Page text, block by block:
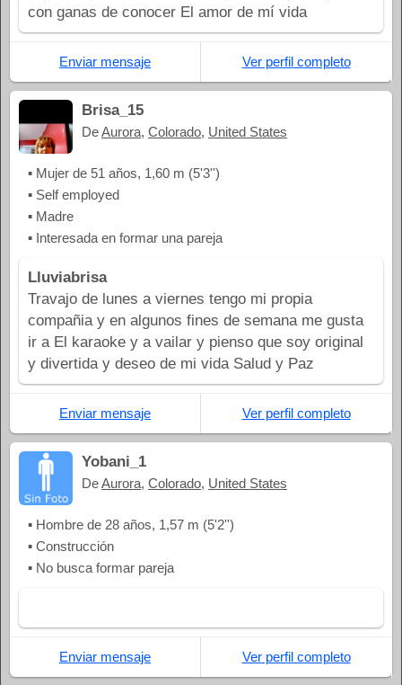
con ganas de conocer El amor de mí vida
Enviar mensaje Ver perfil completo
Brisa_15
DeAurora, Colorado, United States
▪ Mujer de 51 años, 1,60 m (5'3'')
▪ Self employed
▪ Madre
▪ Interesada en formar una pareja
Lluviabrisa
Travajo de lunes a viernes tengo mi propia
compañia y en algunos fines de semana me gusta
ir a El karaoke y a vailar y pienso que soy original
y divertida y deseo de mi vida Salud y Paz
Enviar mensaje Ver perfil completo
Yobani_1
DeAurora, Colorado, United States
▪ Hombre de 28 años, 1,57 m (5'2'')
▪ Construcción
▪ No busca formar pareja
Enviar mensaje Ver perfil completo